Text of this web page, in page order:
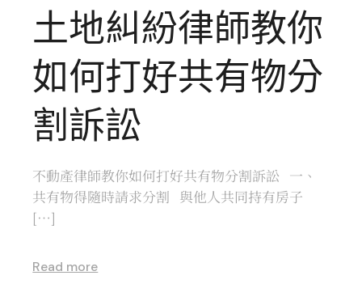
土地糾紛律師教你
如何打好共有物分
割訴訟
不動產律師教你如何打好共有物分割訴訟 一、
共有物得隨時請求分割 與他人共同持有房子
[…]
Read more